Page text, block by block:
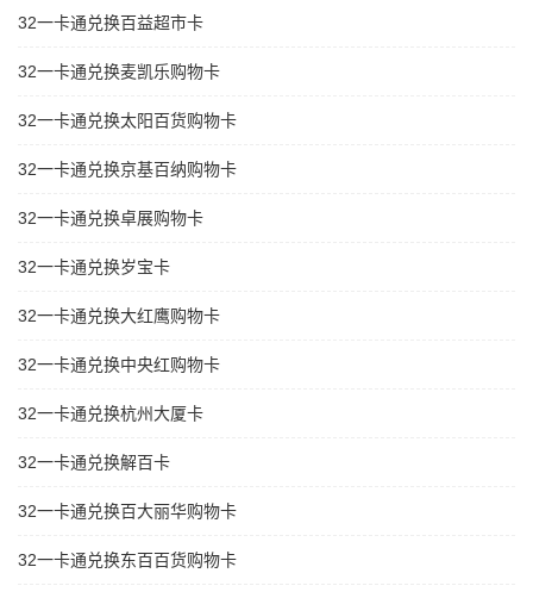
32一卡通兑换百益超市卡
32一卡通兑换麦凯乐购物卡
32一卡通兑换太阳百货购物卡
32一卡通兑换京基百纳购物卡
32一卡通兑换卓展购物卡
32一卡通兑换岁宝卡
32一卡通兑换大红鹰购物卡
32一卡通兑换中央红购物卡
32一卡通兑换杭州大厦卡
32一卡通兑换解百卡
32一卡通兑换百大丽华购物卡
32一卡通兑换东百百货购物卡